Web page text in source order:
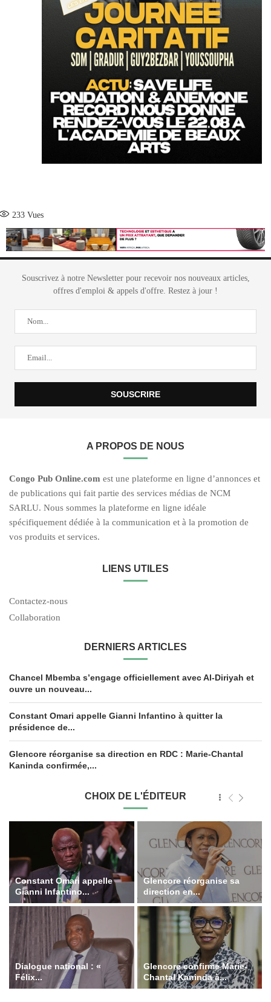
233 Vues
Souscrivez à notre Newsletter pour recevoir nos nouveaux articles,
offres d'emploi & appels d'offre. Restez à jour !
A PROPOS DE NOUS
Congo Pub Online.com est une plateforme en ligne d’annonces et
de publications qui fait partie des services médias de NCM
SARLU. Nous sommes la plateforme en ligne idéale
spécifiquement dédiée à la communication et à la promotion de
vos produits et services.
LIENS UTILES
Contactez-nous
Collaboration
DERNIERS ARTICLES
Chancel Mbemba s’engage officiellement avec Al-Diriyah et
ouvre un nouveau...
Constant Omari appelle Gianni Infantino à quitter la
présidence de...
Glencore réorganise sa direction en RDC : Marie-Chantal
Kaninda confirmée,...
CHOIX DE L'ÉDITEUR
Constant Omari appelle
Gianni Infantino...
Glencore réorganise sa
direction en...
Dialogue national : «
Félix...
Glencore confirme Marie-
Chantal Kaninda à...